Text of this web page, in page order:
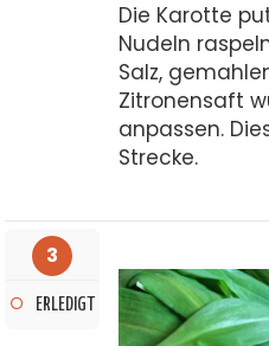
Die Karotte
Nudeln
Salz,
Zitronensaft
anpassen.
Strecke.
3
ERLEDIGT